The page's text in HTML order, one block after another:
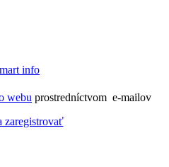
webu prostredníctvom e-mailov
zaregistrovať